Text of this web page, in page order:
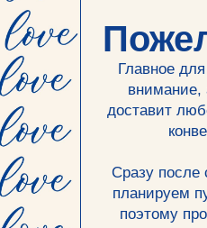
Главное
внимание,
доставит
Сразу
планируем
поэтому